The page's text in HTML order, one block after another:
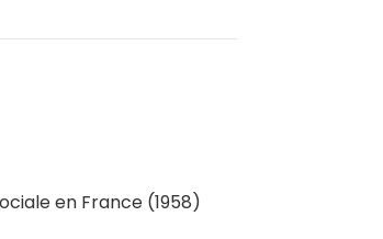
en France (1958)